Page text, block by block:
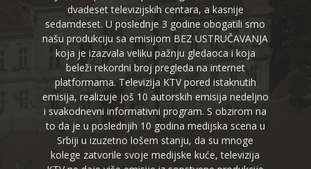
dvadeset televizijskih centara, a kasnije
sedamdeset. U poslednje 3 godine obogatili smo
našu produkciju sa emisijom BEZ USTRUČAVANJA
koja je izazvala veliku pažnju gledaoca i koja
beleži rekordni broj pregleda na internet
platformama. Televizija KTV pored istaknutih
emisija, realizuje još 10 autorskih emisija nedeljno
i svakodnevni informativni program. S obzirom na
to da je u poslednjih 10 godina medijska scena u
Srbiji u izuzetno lošem stanju, da su mnoge
kolege zatvorile svoje medijske kuće, televizija